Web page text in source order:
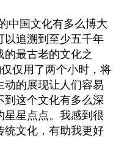
中国文化有多么博大
以追溯到至少五千年
最古老的文化之
仅用了两个小时，将
动的展现让人们容易
到这个文化有多么深
星星点点。我感到很
统文化，有助我更好